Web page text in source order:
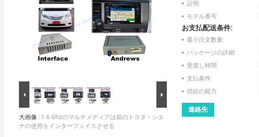
大画像 : 1.6 Ghzのマルチメディアは箱のトヨタ・シエ
ナの使用をインターフェイスさせる
証明:
モデル番号:
お支払配送条件:
最小注文数量:
パッケージの詳細:
受渡し時間:
支払条件:
供給の能力:
連絡先